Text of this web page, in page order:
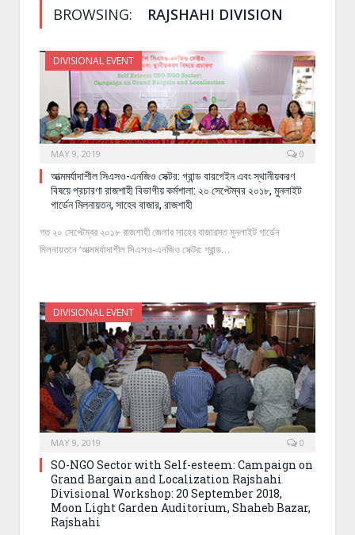
BROWSING: RAJSHAHI DIVISION
DIVISIONAL EVENT
MAY 9, 2019 0
আত্মমর্যাদাশীল সিএসও-এনজিও সেক্টর: গ্রান্ড বারগেইন এবং স্থানীয়করণ
বিষয়ে প্রচারণা রাজশাহী বিভাগীয় কর্মশালা: ২০ সেপ্টেম্বর ২০১৮, মুনলাইট
গার্ডেন মিলনায়তন, সাহেব বাজার, রাজশাহী
গত ২০ সেপ্টেম্বর ২০১৮ রাজশাহী জেলার সাহেব বাজারস্ত মুনলাইট গার্ডেন
মিলনায়তনে ‘আত্মমর্যাদাশীল সিএসও-এনজিও সেক্টর: গ্রান্ড…
DIVISIONAL EVENT
MAY 9, 2019 0
SO-NGO Sector with Self-esteem: Campaign on
Grand Bargain and Localization Rajshahi
Divisional Workshop: 20 September 2018,
Moon Light Garden Auditorium, Shaheb Bazar,
Rajshahi